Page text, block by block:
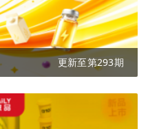
更新至第293期